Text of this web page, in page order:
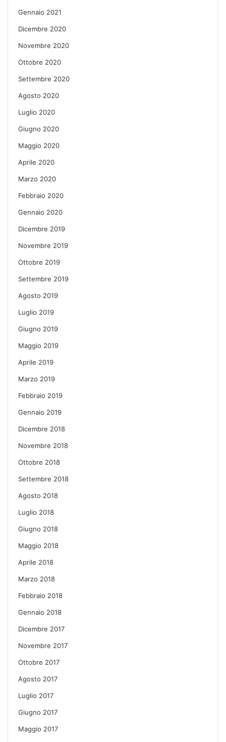
Gennaio 2021
Dicembre 2020
Novembre 2020
Ottobre 2020
Settembre 2020
Agosto 2020
Luglio 2020
Giugno 2020
Maggio 2020
Aprile 2020
Marzo 2020
Febbraio 2020
Gennaio 2020
Dicembre 2019
Novembre 2019
Ottobre 2019
Settembre 2019
Agosto 2019
Luglio 2019
Giugno 2019
Maggio 2019
Aprile 2019
Marzo 2019
Febbraio 2019
Gennaio 2019
Dicembre 2018
Novembre 2018
Ottobre 2018
Settembre 2018
Agosto 2018
Luglio 2018
Giugno 2018
Maggio 2018
Aprile 2018
Marzo 2018
Febbraio 2018
Gennaio 2018
Dicembre 2017
Novembre 2017
Ottobre 2017
Agosto 2017
Luglio 2017
Giugno 2017
Maggio 2017